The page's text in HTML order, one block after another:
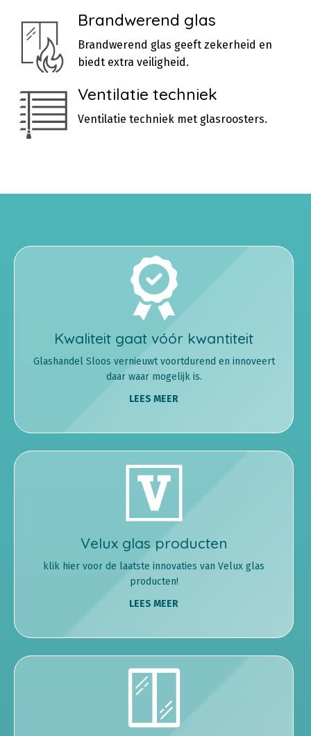
Brandwerend glas
Brandwerend glas geeft zekerheid en
biedt extra veiligheid.
Ventilatie techniek
Ventilatie techniek met glasroosters.
Kwaliteit gaat vóór kwantiteit
Glashandel Sloos vernieuwt voortdurend en innoveert
daar waar mogelijk is.
LEES MEER
Velux glas producten
klik hier voor de laatste innovaties van Velux glas
producten!
LEES MEER